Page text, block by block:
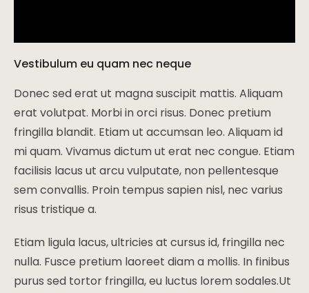
Vestibulum eu quam nec neque
Donec sed erat ut magna suscipit mattis. Aliquam
erat volutpat. Morbi in orci risus. Donec pretium
fringilla blandit. Etiam ut accumsan leo. Aliquam id
mi quam. Vivamus dictum ut erat nec congue. Etiam
facilisis lacus ut arcu vulputate, non pellentesque
sem convallis. Proin tempus sapien nisl, nec varius
risus tristique a.
Etiam ligula lacus, ultricies at cursus id, fringilla nec
nulla. Fusce pretium laoreet diam a mollis. In finibus
purus sed tortor fringilla, eu luctus lorem sodales.Ut